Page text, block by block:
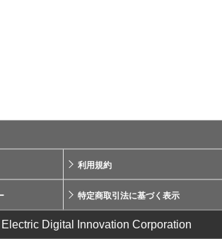
利用規約
特定商取引法に基づく表示
Digital Innovation Corporation